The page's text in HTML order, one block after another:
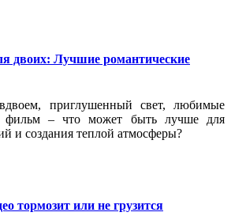
двоих: Лучшие романтические
приглушенный свет, любимые
фильм – что может быть лучше для
и создания теплой атмосферы?
тормозит или не грузится